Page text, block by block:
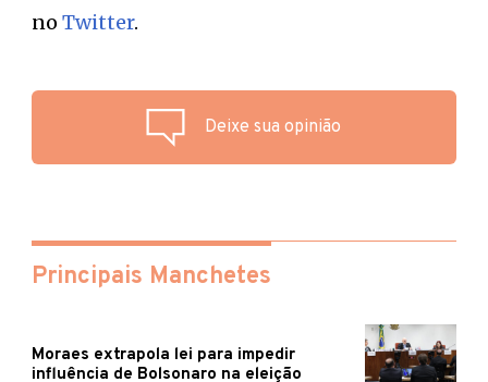
no Twitter.
Deixe sua opinião
Principais Manchetes
Moraes extrapola lei para impedir
influência de Bolsonaro na eleição